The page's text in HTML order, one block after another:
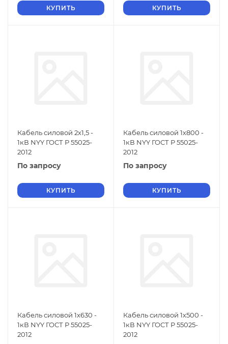
КУПИТЬ КУПИТЬ
Кабель силовой 2х1,5 -
1кВ NYY ГОСТ Р 55025-
2012
По запросу
КУПИТЬ
Кабель силовой 1х800 -
1кВ NYY ГОСТ Р 55025-
2012
По запросу
КУПИТЬ
Кабель силовой 1х630 -
1кВ NYY ГОСТ Р 55025-
2012
Кабель силовой 1х500 -
1кВ NYY ГОСТ Р 55025-
2012